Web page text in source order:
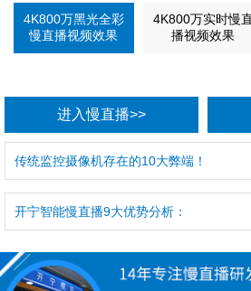
4K800万黑光全彩
慢直播视频效果
4K800万实时慢
播视频效果
进入慢直播>>
传统监控摄像机存在的10大弊端！
开宁智能慢直播9大优势分析：